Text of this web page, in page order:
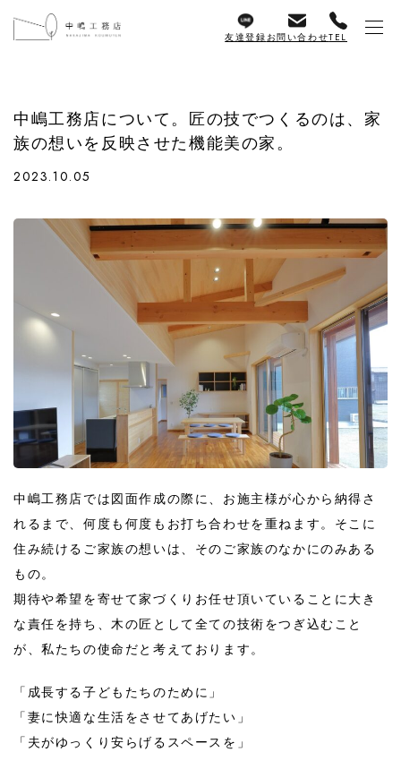
友達登録お問い合わせTEL
中嶋工務店について。匠の技でつくるのは、家
族の想いを反映させた機能美の家。
2023.10.05
中嶋工務店では図面作成の際に、お施主様が心から納得さ
れるまで、何度も何度もお打ち合わせを重ねます。そこに
住み続けるご家族の想いは、そのご家族のなかにのみある
もの。
期待や希望を寄せて家づくりお任せ頂いていることに大き
な責任を持ち、木の匠として全ての技術をつぎ込むこと
が、私たちの使命だと考えております。
「成長する子どもたちのために」
「妻に快適な生活をさせてあげたい」
「夫がゆっくり安らげるスペースを」